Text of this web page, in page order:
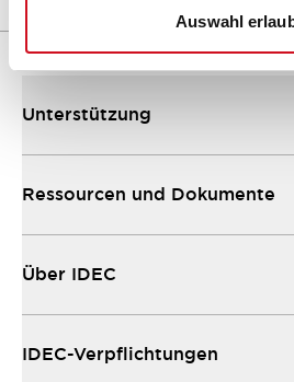
Auswahl
Unterstützung
Ressourcen und Dokumente
Über IDEC
IDEC-Verpflichtungen